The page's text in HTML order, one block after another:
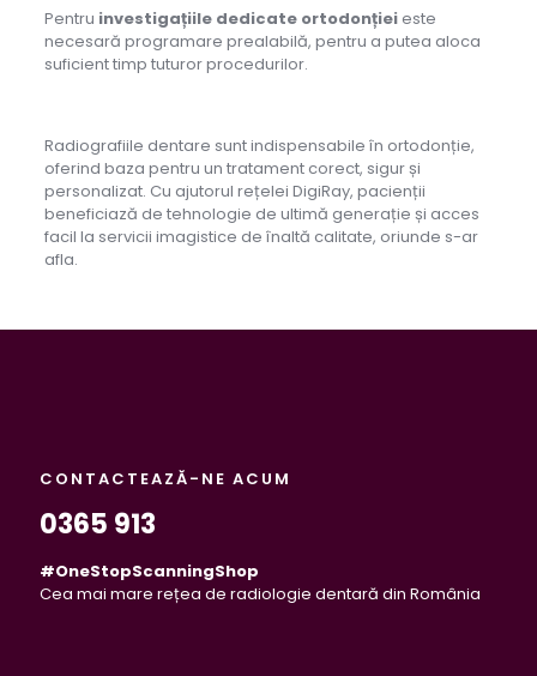
Pentru investigațiile dedicate ortodonțieieste
necesară programare prealabilă, pentru a putea aloca
suficient timp tuturor procedurilor.
Radiografiile dentare sunt indispensabile în ortodonție,
oferind baza pentru un tratament corect, sigur și
personalizat. Cu ajutorul rețelei DigiRay, pacienții
beneficiază de tehnologie de ultimă generație și acces
facil la servicii imagistice de înaltă calitate, oriunde s-ar
afla.
CONTACTEAZĂ-NE ACUM
0365 913
#OneStopScanningShop
Cea mai mare rețea de radiologie dentară din România